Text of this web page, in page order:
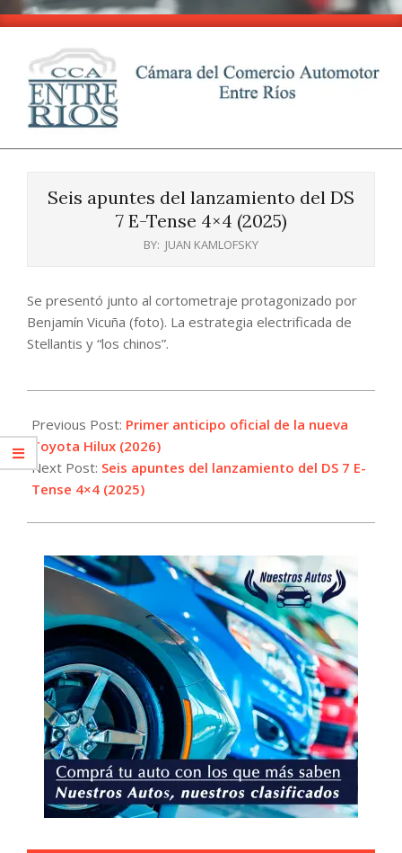
Skip
content
CCA
Entre
Seis apuntes del lanzamiento del DS
7 E-Tense 4×4 (2025)
BY: JUAN KAMLOFSKY
Se presentó junto al cortometraje protagonizado por
Benjamín Vicuña (foto). La estrategia electrificada de
Stellantis y “los chinos”.
03-
17
Previous Post: Primer anticipo oficial de la nueva
Toyota Hilux (2026)
Next Post: Seis apuntes del lanzamiento del DS 7 E-
Tense 4×4 (2025)